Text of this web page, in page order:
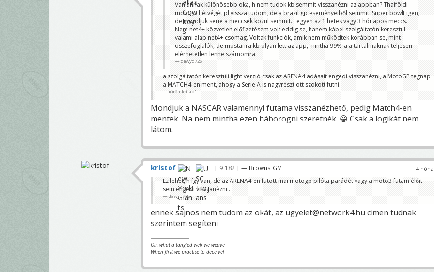
Van annak különösebb oka, h nem tudok kb semmit visszanézni az appban? Thaiföldi
motogp hétvégét pl vissza tudom, de a brazil gp eseményeiből semmit. Super bowlt igen,
de mondjuk serie a meccsek közül semmit. Legyen az 1 hetes vagy 3 hónapos meccs.
Nem net4+ közvetlen előfizetésem volt eddig se, hanem kábel szolgáltatón keresztül
valami alap net4+ csomag. Voltak funkciók, amik nem működtek korábban se, mint
összefoglalók, de mostanra kb olyan lett az app, mintha 99%-a a tartalmaknak teljesen
elérhetetlen lenne számomra.
dawyd728
a szolgáltatón keresztüli light verzió csak az ARENA4 adásait engedi visszanézni, a MotoGP tegnap
a MATCH4-en ment, ahogy a Serie A is nagyrészt ott szokott futni.
törölt kristof
Mondjuk a NASCAR valamennyi futama visszanézhető, pedig Match4-en
mentek. Na nem mintha ezen háborogni szeretnék. 😀 Csak a logikát nem
látom.
4
kristof 9 182 — Browns GM
Ez lehet, h így van, de az ARENA4-en futott mai motogp pilóta parádét vagy a moto3 futam élőit
sem engedi visszanézni..
dawyd728
ennek sajnos nem tudom az okát, az ugyelet@network4.hu címen tudnak
szerintem segíteni
Oh, what a tangled web we weave
When first we practise to deceive!